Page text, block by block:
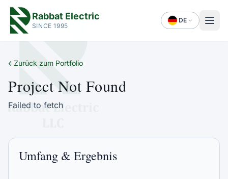
Rabbat Electric
SINCE 1995
DE
‹ Zurück zum Portfolio
Project Not Found
Failed to fetch
Umfang & Ergebnis